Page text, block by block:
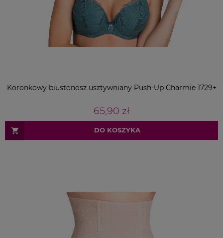
Koronkowy biustonosz usztywniany Push-Up Charmie 1729+
65,90 zł
DO KOSZYKA